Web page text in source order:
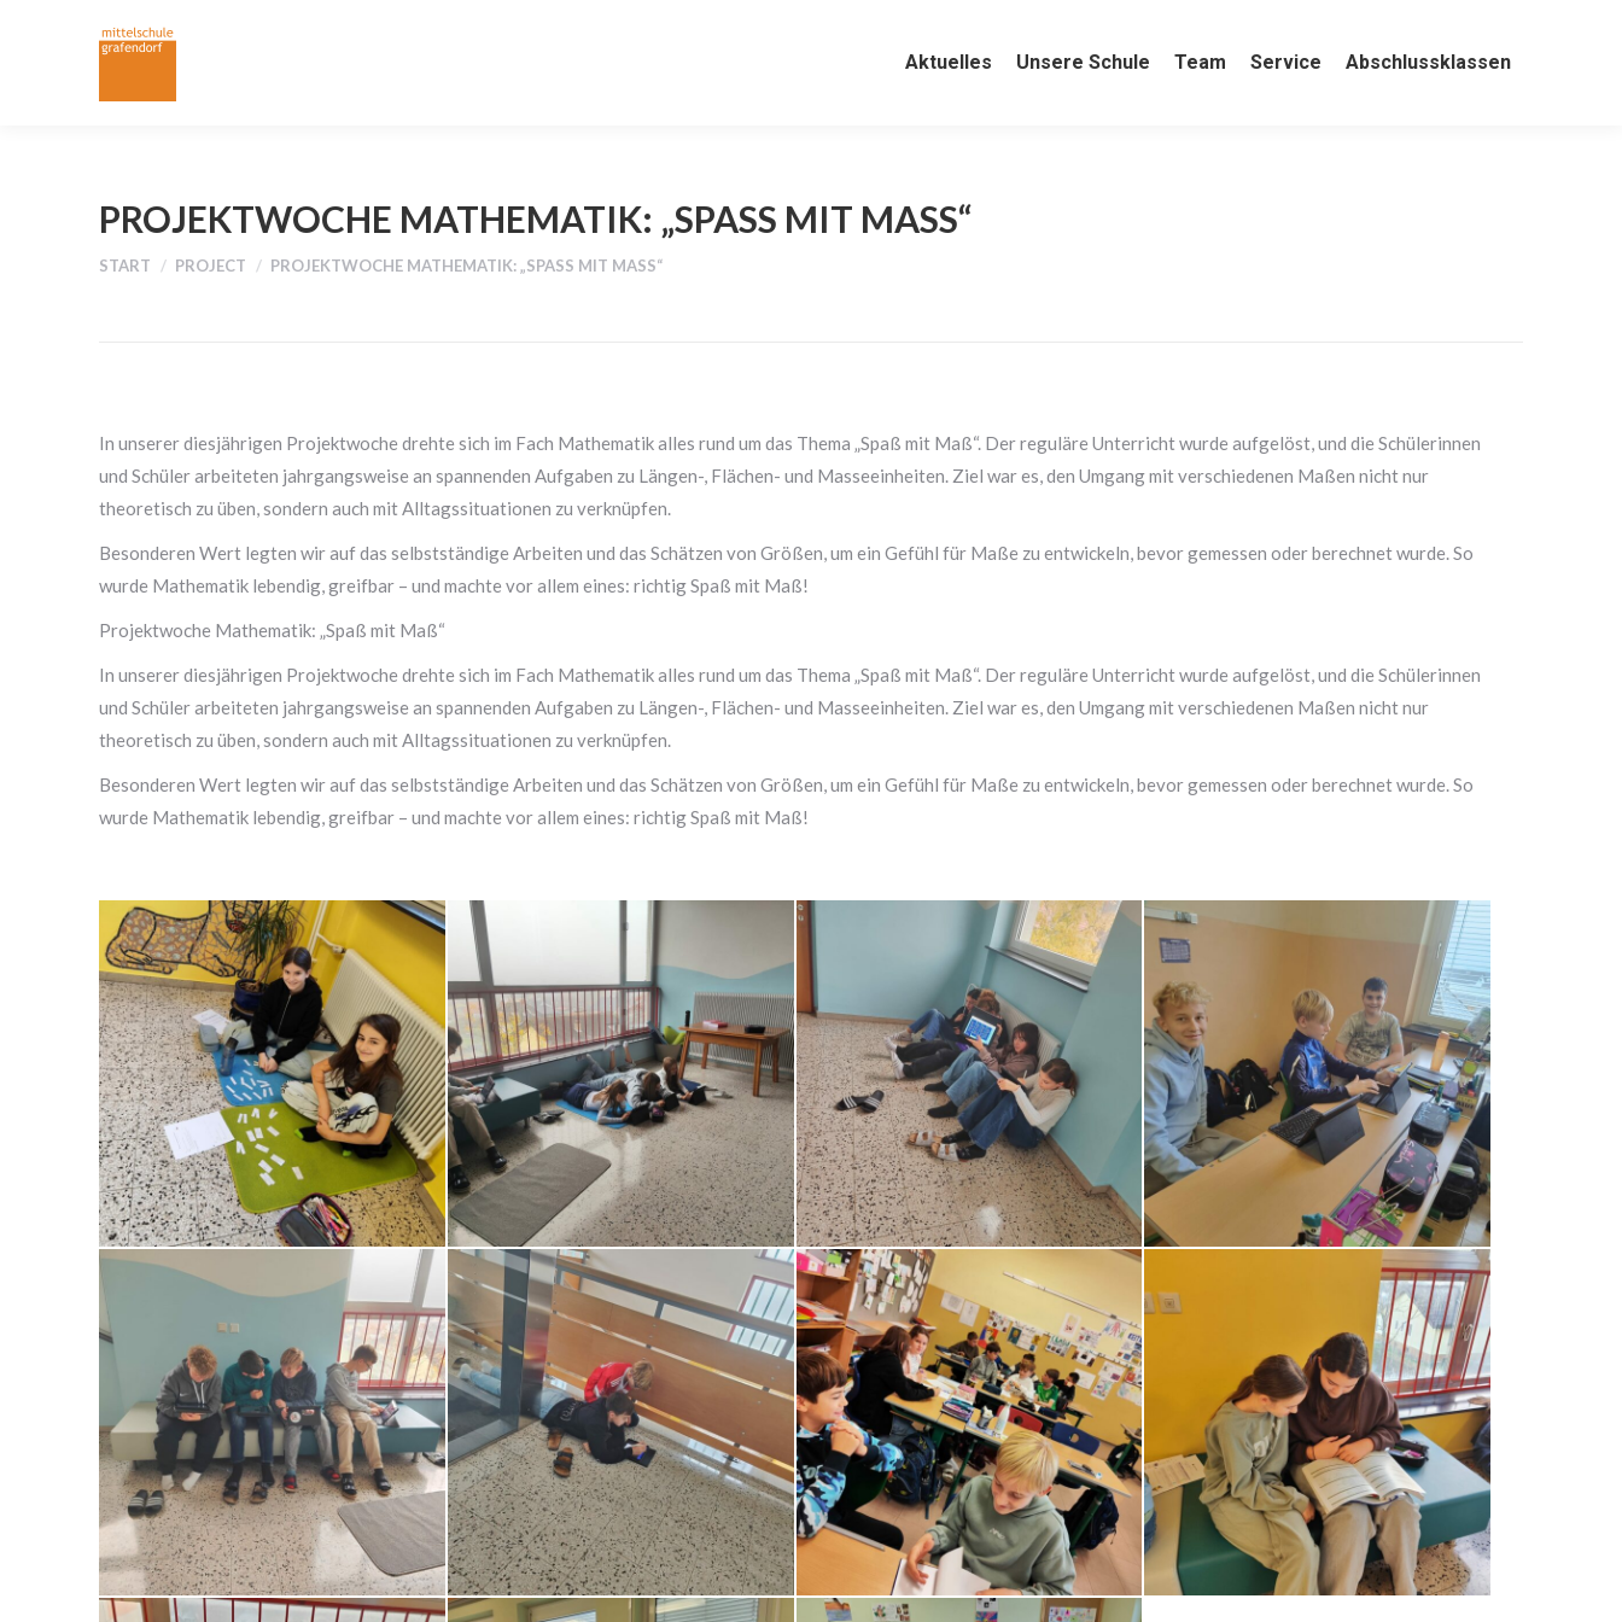
Aktuelles Unsere Schule Team Service Abschlussklassen
PROJEKTWOCHE MATHEMATIK: „SPASS MIT MASS“
Sie befinden sich hier:
START PROJECT PROJEKTWOCHE MATHEMATIK: „SPASS MIT MASS“
In unserer diesjährigen Projektwoche drehte sich im Fach Mathematik alles rund um das Thema „Spaß mit Maß“. Der reguläre Unterricht wurde aufgelöst, und die Schülerinnen
und Schüler arbeiteten jahrgangsweise an spannenden Aufgaben zu Längen-, Flächen- und Masseeinheiten. Ziel war es, den Umgang mit verschiedenen Maßen nicht nur
theoretisch zu üben, sondern auch mit Alltagssituationen zu verknüpfen.
Besonderen Wert legten wir auf das selbstständige Arbeiten und das Schätzen von Größen, um ein Gefühl für Maße zu entwickeln, bevor gemessen oder berechnet wurde. So
wurde Mathematik lebendig, greifbar – und machte vor allem eines: richtig Spaß mit Maß!
Projektwoche Mathematik: „Spaß mit Maß“
In unserer diesjährigen Projektwoche drehte sich im Fach Mathematik alles rund um das Thema „Spaß mit Maß“. Der reguläre Unterricht wurde aufgelöst, und die Schülerinnen
und Schüler arbeiteten jahrgangsweise an spannenden Aufgaben zu Längen-, Flächen- und Masseeinheiten. Ziel war es, den Umgang mit verschiedenen Maßen nicht nur
theoretisch zu üben, sondern auch mit Alltagssituationen zu verknüpfen.
Besonderen Wert legten wir auf das selbstständige Arbeiten und das Schätzen von Größen, um ein Gefühl für Maße zu entwickeln, bevor gemessen oder berechnet wurde. So
wurde Mathematik lebendig, greifbar – und machte vor allem eines: richtig Spaß mit Maß!
Aktuelles Unsere Schule Team Service Abschlussklassen